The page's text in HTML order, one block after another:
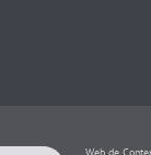
Web de